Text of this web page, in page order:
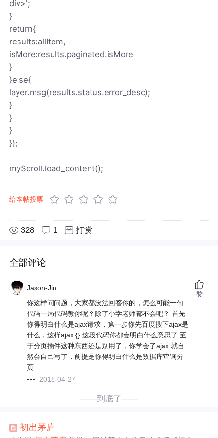
div>';
}
return{
results:allItem,
isMore:results.paginated.isMore
}
}else{
layer.msg(results.status.error_desc);
}
}
}
});
myScroll.load_content();
给本帖投票
328 1 打赏
全部评论
Jason-Jin
你这样问问题，大家都没法回答你的，怎么可能一句
代码一局代码教你呢？除了小学老师都不会吧？ 首先
你得明白什么是ajax请求，第一步你先百度搜下ajax是
什么，这样ajax:{} 这段代码你都会明白什么意思了 至
于分页插件这种东西还是别用了，你学会了ajax 就自
然会自己写了，前提是你得明白什么是数据库查询分
页
2018-04-27
赞
——到底了——
初出茅庐